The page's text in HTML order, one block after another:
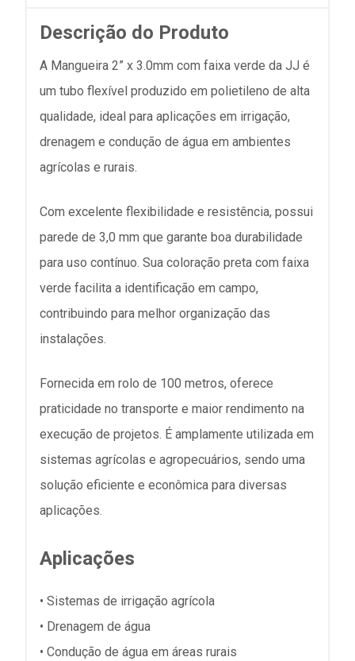
Descrição do Produto
A Mangueira 2” x 3.0mm com faixa verde da JJ é
um tubo flexível produzido em polietileno de alta
qualidade, ideal para aplicações em irrigação,
drenagem e condução de água em ambientes
agrícolas e rurais.
Com excelente flexibilidade e resistência, possui
parede de 3,0 mm que garante boa durabilidade
para uso contínuo. Sua coloração preta com faixa
verde facilita a identificação em campo,
contribuindo para melhor organização das
instalações.
Fornecida em rolo de 100 metros, oferece
praticidade no transporte e maior rendimento na
execução de projetos. É amplamente utilizada em
sistemas agrícolas e agropecuários, sendo uma
solução eficiente e econômica para diversas
aplicações.
Aplicações
• Sistemas de irrigação agrícola
• Drenagem de água
• Condução de água em áreas rurais